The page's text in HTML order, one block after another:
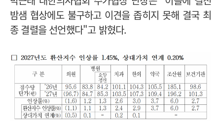
밤샘 협상에도 불구하고 이견을 좁히지 못해 결국 최
종 결렬을 선언했다"고 밝혔다.